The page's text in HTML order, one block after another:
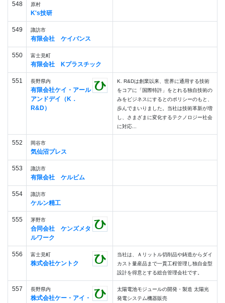
548 原村
K's技研
549 諏訪市
有限会社 ケイバンス
550 富士見町
有限会社 Kプラスチック
551 長野県内
有限会社ケイ・アール
アンドデイ（K．
R&D）
K. R&Dは創業以来、世界に通用する技術
をコアに「国際特許」をとれる独自技術の
みをビジネスにするとのポリシーのもと、
歩んでまいりました。当社は技術革新が増
し、さまざまに変化するテクノロジー社会
に対応...
552 岡谷市
気仙沼プレス
553 諏訪市
有限会社 ケルビム
554 諏訪市
ケルン精工
555 茅野市
合同会社 ケンズメタ
ルワーク
556 富士見町
株式会社ケントク
当社は、Ａリットル切削品や鋳造からダイ
カスト量産品まで一貫工程管理し独自金型
設計を得意とする総合管理会社です。
557 長野県内
株式会社ケー・アイ・
太陽電池モジュールの開発・製造 太陽光
発電システム機器販売